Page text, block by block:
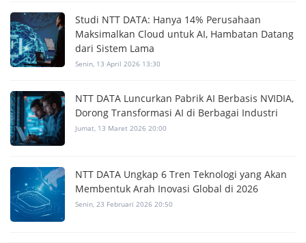
Studi NTT DATA: Hanya 14% Perusahaan
Maksimalkan Cloud untuk AI, Hambatan Datang
dari Sistem Lama
Senin, 13 April 2026 13:30
NTT DATA Luncurkan Pabrik AI Berbasis NVIDIA,
Dorong Transformasi AI di Berbagai Industri
Jumat, 13 Maret 2026 20:00
NTT DATA Ungkap 6 Tren Teknologi yang Akan
Membentuk Arah Inovasi Global di 2026
Senin, 23 Februari 2026 20:50